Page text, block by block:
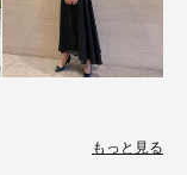
もっと見る